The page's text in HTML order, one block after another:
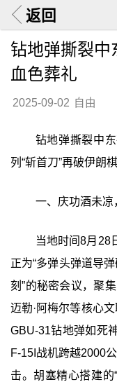
返回
钻地弹撕裂中
血色葬礼
2025-09-02 自由
钻地弹撕裂中
列“斩首刀”再破伊朗
一、庆功酒未凉
当地时间8月28
正为“多弹头弹道导
刻”的秘密会议，聚
迈勒·阿梅尔等核心
GBU-31钻地弹如死
F-15I战机跨越2000
击。胡塞精心搭建的